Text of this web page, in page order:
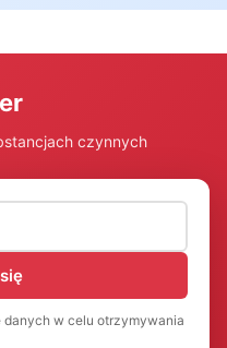
czynnych
w celu otrzymywania